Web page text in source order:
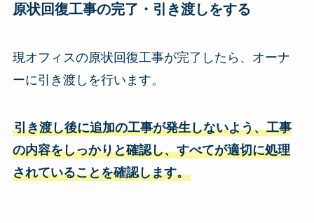
原状回復工事の完了・引き渡しをする
現オフィスの原状回復工事が完了したら、オーナ
ーに引き渡しを行います。
引き渡し後に追加の工事が発生しないよう、工事
の内容をしっかりと確認し、すべてが適切に処理
されていることを確認します。